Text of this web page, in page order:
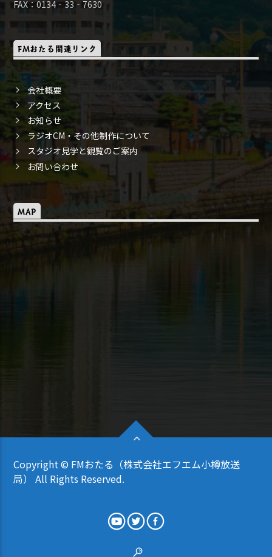
FAX：0134‐33‐7630
FMおたる関連リンク
会社概要
アクセス
お知らせ
ラジオCM・その他制作について
スタジオ見学と観覧のご案内
お問い合わせ
MAP
Copyright © FMおたる（株式会社エフエム小樽放送
局） All Rights Reserved.